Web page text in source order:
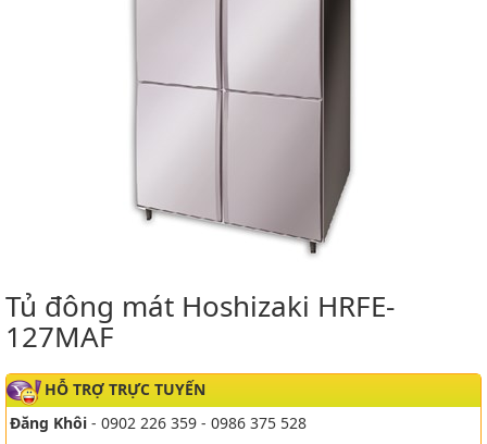
Tủ đông mát Hoshizaki HRFE-
127MAF
HỖ TRỢ TRỰC TUYẾN
Đăng Khôi - 0902 226 359 - 0986 375 528